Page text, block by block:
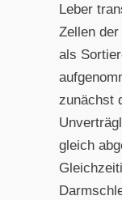
Leber
Zellen
als
zunächst
gleich